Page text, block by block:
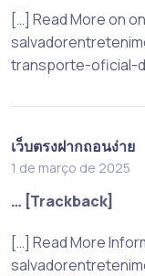
[…] Read More on
transporte-oficial-
เว็บตรงฝากถอนง่าย
1 de março de 2025
… [Trackback]
[…] Read More